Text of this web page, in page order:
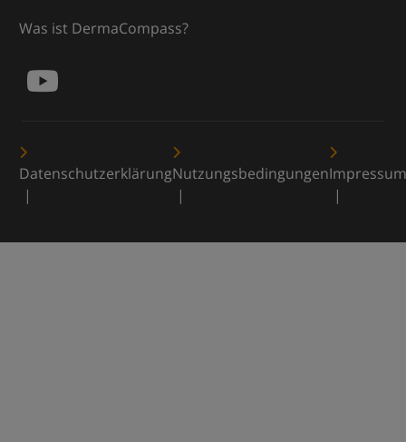
Was ist DermaCompass?
DatenschutzerklärungNutzungsbedingungenImpressum